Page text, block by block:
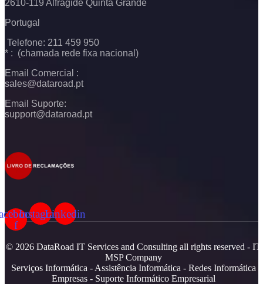
2610-119 Alfragide Quinta Grande
Portugal
Telefone: 211 459 950
* : (chamada rede fixa nacional)
Email Comercial :
sales@dataroad.pt
Email Suporte:
support@dataroad.pt
f
InstagramLinkedin
© 2026 DataRoad IT Services and Consulting all rights reserved - IT
MSP Company
Serviços Informática - Assistência Informática - Redes Informática
Empresas - Suporte Informático Empresarial